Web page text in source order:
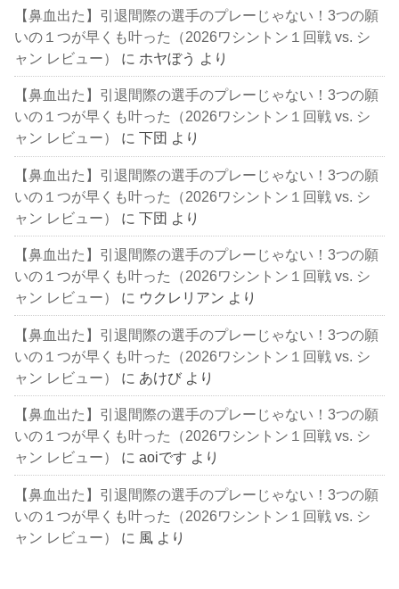
【鼻血出た】引退間際の選手のプレーじゃない！3つの願
いの１つが早くも叶った（2026ワシントン１回戦 vs. シ
ャン レビュー）
に ホヤぼう より
【鼻血出た】引退間際の選手のプレーじゃない！3つの願
いの１つが早くも叶った（2026ワシントン１回戦 vs. シ
ャン レビュー）
に下団 より
【鼻血出た】引退間際の選手のプレーじゃない！3つの願
いの１つが早くも叶った（2026ワシントン１回戦 vs. シ
ャン レビュー）
に下団 より
【鼻血出た】引退間際の選手のプレーじゃない！3つの願
いの１つが早くも叶った（2026ワシントン１回戦 vs. シ
ャン レビュー）
に ウクレリアン より
【鼻血出た】引退間際の選手のプレーじゃない！3つの願
いの１つが早くも叶った（2026ワシントン１回戦 vs. シ
ャン レビュー）
に あけび より
【鼻血出た】引退間際の選手のプレーじゃない！3つの願
いの１つが早くも叶った（2026ワシントン１回戦 vs. シ
ャン レビュー）
にaoiです より
【鼻血出た】引退間際の選手のプレーじゃない！3つの願
いの１つが早くも叶った（2026ワシントン１回戦 vs. シ
ャン レビュー）
に 風 より